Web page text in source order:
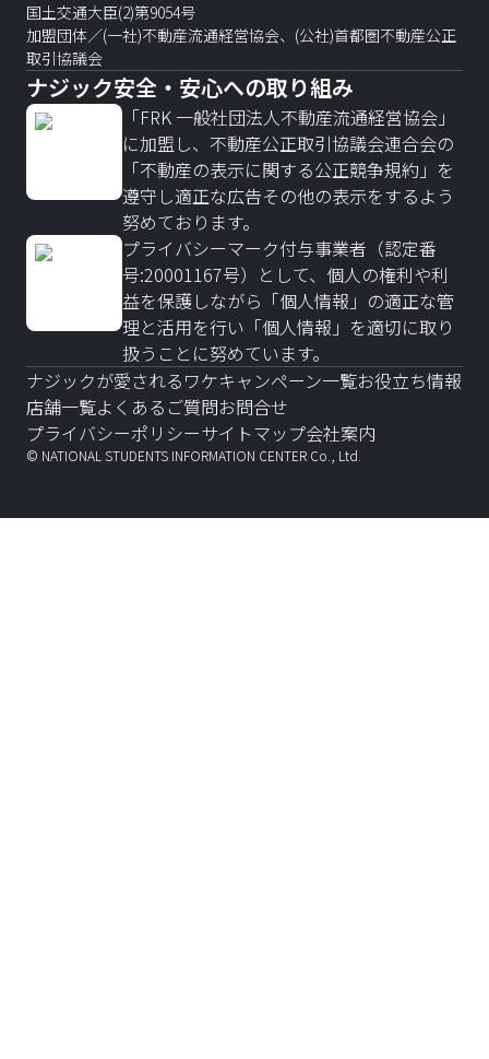
国土交通大臣(2)第9054号
加盟団体／(一社)不動産流通経営協会、(公社)首都圏不動産公正
取引協議会
ナジック安全・安心への取り組み
「FRK 一般社団法人不動産流通経営協会」
に加盟し、不動産公正取引協議会連合会の
「不動産の表示に関する公正競争規約」を
遵守し適正な広告その他の表示をするよう
努めております。
プライバシーマーク付与事業者（認定番
号:20001167号）として、個人の権利や利
益を保護しながら「個人情報」の適正な管
理と活用を行い「個人情報」を適切に取り
扱うことに努めています。
ナジックが愛されるワケキャンペーン一覧お役立ち情報
店舗一覧よくあるご質問お問合せ
プライバシーポリシーサイトマップ会社案内
© NATIONAL STUDENTS INFORMATION CENTER Co., Ltd.